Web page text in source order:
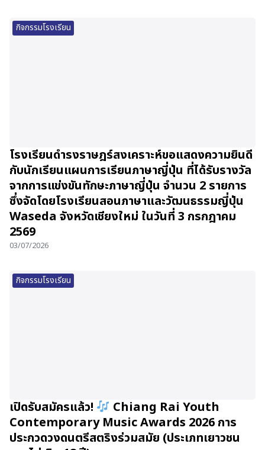
กิจกรรมโรงเรียน
โรงเรียนดำรงราษฎร์สงเคราะห์ขอแสดงความยินดี
กับนักเรียนแผนการเรียนภาษาญี่ปุ่น ที่ได้รับรางวัล
จากการแข่งขันทักษะภาษาญี่ปุ่น จำนวน 2 รายการ
ซึ่งจัดโดยโรงเรียนสอนภาษาและวัฒนธรรมญี่ปุ่น
Waseda จังหวัดเชียงใหม่ ในวันที่ 3 กรกฎาคม
2569
03/07/2026
กิจกรรมโรงเรียน
เปิดรับสมัครแล้ว!
Chiang Rai Youth
Contemporary Music Awards 2026 การ
ประกวดวงดนตรีสตริงร่วมสมัย (ประเภทเยาวชน